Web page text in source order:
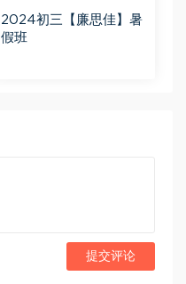
2024初三【廉思佳】暑
假班
提交评论